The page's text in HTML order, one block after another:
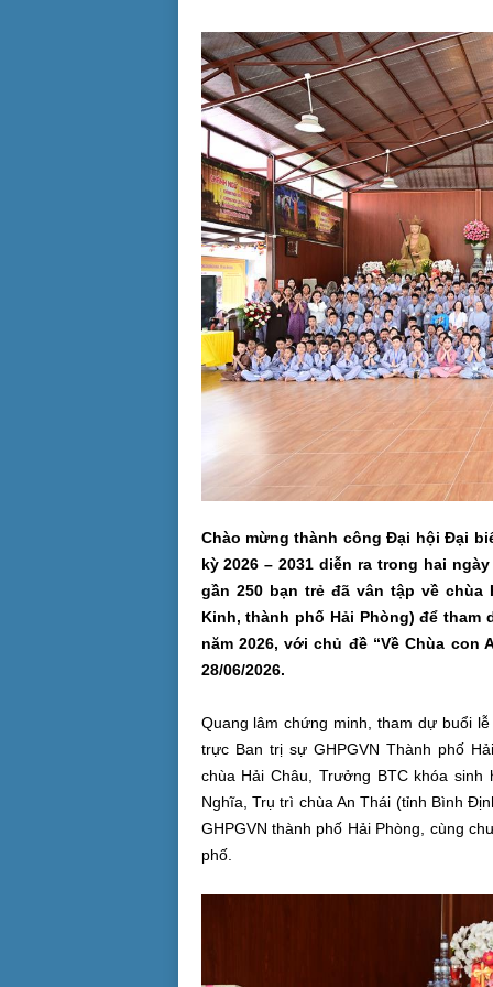
Chào mừng thành công Đại hội Đại
kỳ 2026 – 2031 diễn ra trong hai
gần 250 bạn trẻ đã vân tập về chùa
Kinh,thành phố Hải Phòng) để tham
năm 2026, với chủ đề “Về Chùa con
28/06/2026.
Quang lâm chứng minh, tham dự buổi
trực Ban trị sự GHPGVN Thành phố
chùa Hải Châu, Trưởng BTC khóa
Nghĩa, Trụ trì chùa An Thái (tỉnh Bình
GHPGVN thành phố Hải Phòng, cùng
phố.